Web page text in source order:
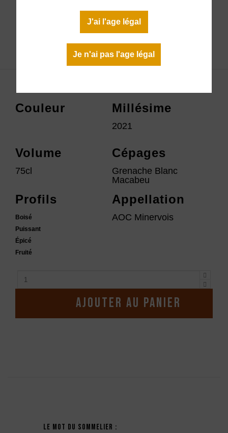
J'ai l'age légal
Je n'ai pas l'age légal
Télécharger la fiche technique
Couleur Millésime
2021
Volume
75cl
Cépages
Grenache Blanc
Macabeu
Profils
Boisé
Puissant
Épicé
Fruité
Appellation
AOC Minervois
Ajouter au panier
Le mot du sommelier :